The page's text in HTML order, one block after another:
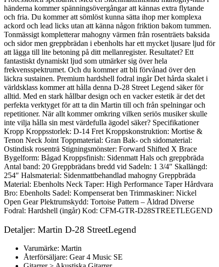
händerna kommer spänningsövergångar att kännas extra flytande
och fria. Du kommer att sömlöst kunna sätta ihop mer komplexa
ackord och lead licks utan att känna någon friktion bakom tummen.
Tonmässigt kompletterar mahogny värmen från rosenträets baksida
och sidor men greppbrädan i ebenholts har ett mycket ljusare ljud för
att lägga till lite betoning på ditt mellanregister. Resultatet? Ett
fantastiskt dynamiskt ljud som utmärker sig över hela
frekvensspektrumet. Och du kommer att bli förvånad över den
läckra sustainen. Premium hardshell fodral ingår Det hårda skalet i
världsklass kommer att hålla denna D-28 Street Legend säker för
alltid. Med en stark hållbar design och en vacker estetik är det det
perfekta verktyget för att ta din Martin till och från spelningar och
repetitioner. När allt kommer omkring vilken seriös musiker skulle
inte vilja hålla sin mest värdefulla ägodel säker? Specifikationer
Kropp Kroppsstorlek: D-14 Fret Kroppskonstruktion: Mortise &
Tenon Neck Joint Toppmaterial: Gran Bak- och sidomaterial:
Ostindisk rosenträ Stigningsmönster: Forward Shifted X Brace
Bygelform: Bågad Kroppsfinish: Sidenmatt Hals och greppbräda
Antal band: 20 Greppbrädans bredd vid Sadeln: 1 3/4″ Skallängd:
254″ Halsmaterial: Sidenmattbehandlad mahogny Greppbräda
Material: Ebenholts Neck Taper: High Performance Taper Hårdvara
Bro: Ebenholts Sadel: Kompenserat ben Trimmaskiner: Nickel
Open Gear Plektrumskydd: Tortoise Pattern – Åldrad Diverse
Fodral: Hardshell (ingår) Kod: CFM-GTR-D28STREETLEGEND
Detaljer: Martin D-28 StreetLegend
Varumärke: Martin
Återförsäljare: Gear 4 Music SE